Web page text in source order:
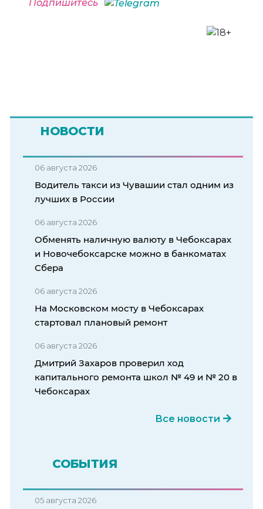
Подпишитесь
НОВОСТИ
06 августа 2026
Водитель такси из Чувашии стал одним из
лучших в России
06 августа 2026
Обменять наличную валюту в Чебоксарах
и Новочебоксарске можно в банкоматах
Сбера
06 августа 2026
На Московском мосту в Чебоксарах
стартовал плановый ремонт
06 августа 2026
Дмитрий Захаров проверил ход
капитального ремонта школ № 49 и № 20 в
Чебоксарах
Все новости
СОБЫТИЯ
05 августа 2026